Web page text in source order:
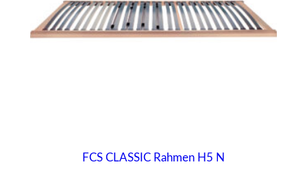
FCS CLASSIC Rahmen H5 N